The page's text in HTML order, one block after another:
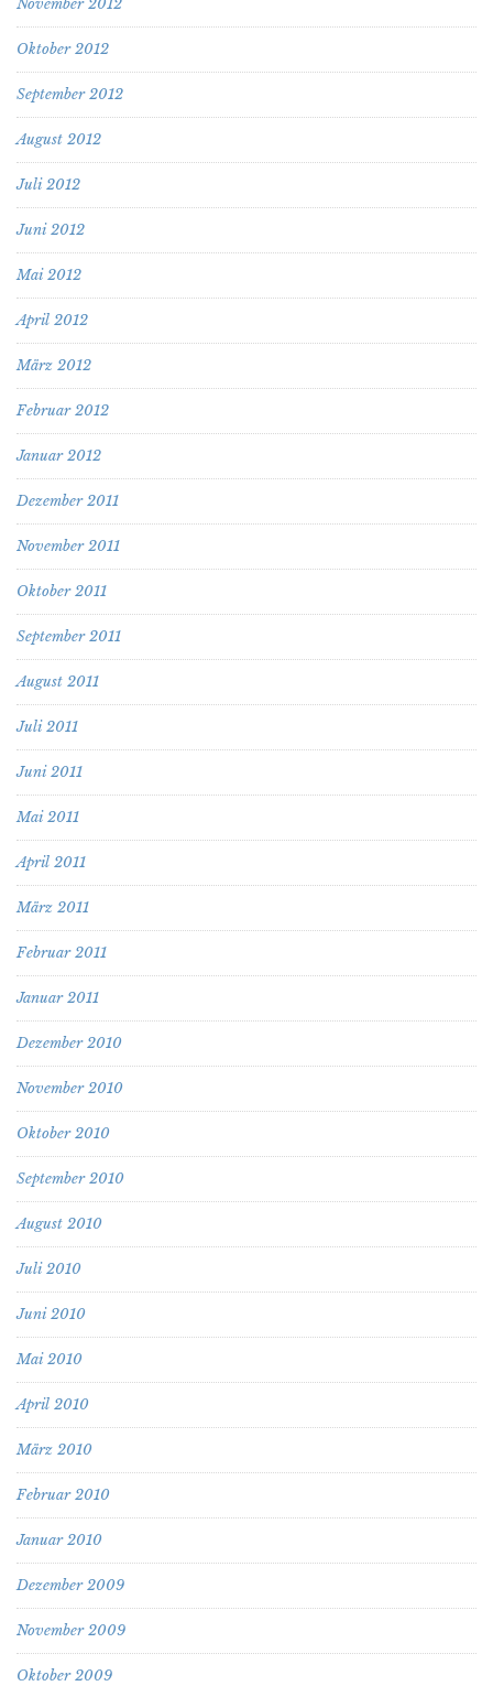
November 2012
Oktober 2012
September 2012
August 2012
Juli 2012
Juni 2012
Mai 2012
April 2012
März 2012
Februar 2012
Januar 2012
Dezember 2011
November 2011
Oktober 2011
September 2011
August 2011
Juli 2011
Juni 2011
Mai 2011
April 2011
März 2011
Februar 2011
Januar 2011
Dezember 2010
November 2010
Oktober 2010
September 2010
August 2010
Juli 2010
Juni 2010
Mai 2010
April 2010
März 2010
Februar 2010
Januar 2010
Dezember 2009
November 2009
Oktober 2009